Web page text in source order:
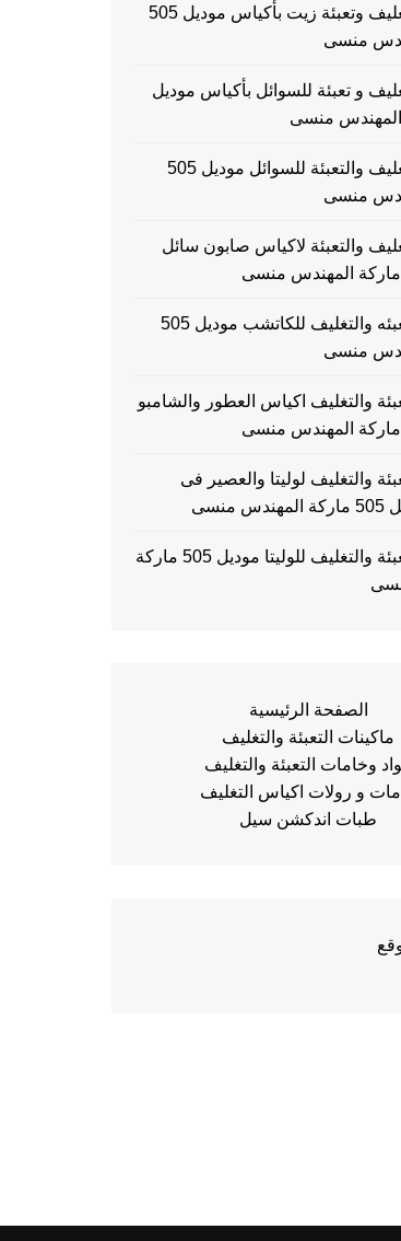
ماكينات التغليف وتعبئة زيت بأكياس موديل 505
منسى
و تعبئة للسوائل بأكياس موديل
ماكينات التغليف والتعبئة للسوائل موديل 505
منسى
والتعبئة لاكياس صابون سائل
ماكينات التعبئه والتغليف للكاتشب موديل 505
منسى
والتغليف اكياس العطور والشامبو
والتغليف لوليتا والعصير فى
ماكينات التعبئة والتغليف للوليتا موديل 505 ماركة
الصفحة الرئيسية
ماكينات التعبئة والتغليف
وخامات التعبئة والتغليف
و رولات اكياس التغليف
طبات اندكشن سيل